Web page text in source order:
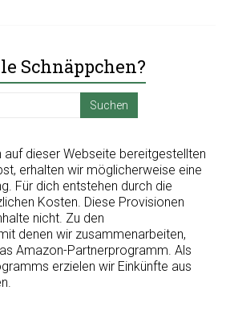
Schnäppchen?
auf dieser Webseite bereitgestellten
erhalten wir möglicherweise eine
Für dich entstehen durch die
Kosten. Diese Provisionen
nicht. Zu den
denen wir zusammenarbeiten,
Amazon-Partnerprogramm. Als
erzielen wir Einkünfte aus